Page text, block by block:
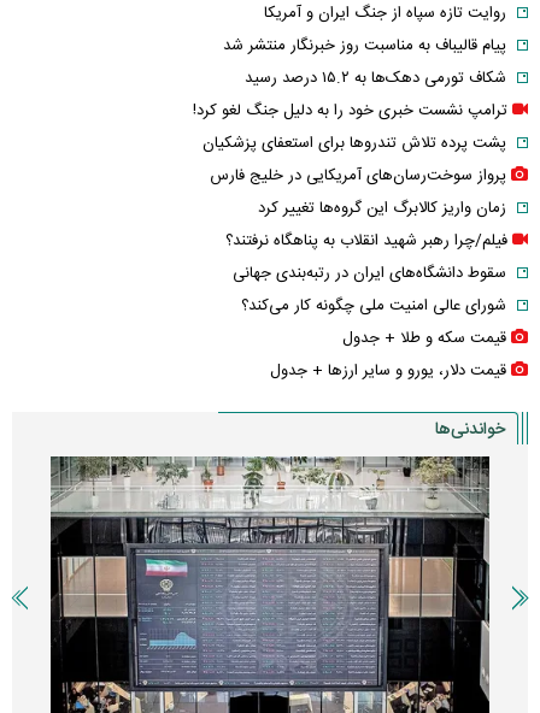
روایت تازه سپاه از جنگ ایران و آمریکا
پیام قالیباف به مناسبت روز خبرنگار منتشر شد
شکاف تورمی دهک‌ها به ۱۵.۲ درصد رسید
ترامپ نشست خبری خود را به دلیل جنگ لغو کرد!
پشت پرده تلاش تندروها برای استعفای پزشکیان
پرواز سوخت‌رسان‌های آمریکایی در خلیج فارس
زمان واریز کالابرگ این گروه‌ها تغییر کرد
فیلم/چرا رهبر شهید انقلاب به پناهگاه نرفتند؟
سقوط دانشگاه‌های ایران در رتبه‌بندی جهانی
شورای عالی امنیت ملی چگونه کار می‌کند؟
قیمت سکه و طلا + جدول
قیمت دلار، یورو و سایر ارز‌ها + جدول
خواندنی‌ها